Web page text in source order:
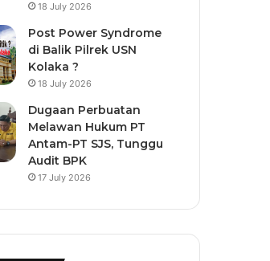
18 July 2026
Post Power Syndrome
di Balik Pilrek USN
Kolaka ?
18 July 2026
Dugaan Perbuatan
Melawan Hukum PT
Antam-PT SJS, Tunggu
Audit BPK
17 July 2026